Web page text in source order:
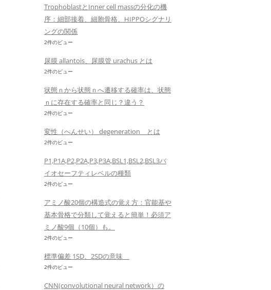
TrophoblastとInner cell massの分化の機
序：細部接着、細胞骨格、HIPPOシグナリ
ングの関係
2件のビュー
尿膜 allantois、尿膜管 urachus とは
2件のビュー
状態ｎから状態ｎへ遷移する確率は、状態
ｎに存在する確率と同じ？違う？
2件のビュー
変性（へんせい） degeneration とは
2件のビュー
P1,P1A,P2,P2A,P3,P3A,BSL1,BSL2,BSL3バ
イオセーフティレベルの種類
2件のビュー
アミノ酸20個の構造式の覚え方：官能基や
基本骨格で分類して覚えると簡単！必須ア
ミノ酸9個（10個）も。
2件のビュー
標準偏差 1SD、2SDの意味
2件のビュー
CNN(convolutional neural network）の